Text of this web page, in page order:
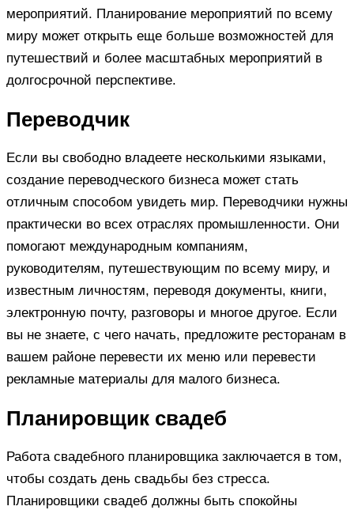
мероприятий. Планирование мероприятий по всему
миру может открыть еще больше возможностей для
путешествий и более масштабных мероприятий в
долгосрочной перспективе.
Переводчик
Если вы свободно владеете несколькими языками,
создание переводческого бизнеса может стать
отличным способом увидеть мир. Переводчики нужны
практически во всех отраслях промышленности. Они
помогают международным компаниям,
руководителям, путешествующим по всему миру, и
известным личностям, переводя документы, книги,
электронную почту, разговоры и многое другое. Если
вы не знаете, с чего начать, предложите ресторанам в
вашем районе перевести их меню или перевести
рекламные материалы для малого бизнеса.
Планировщик свадеб
Работа свадебного планировщика заключается в том,
чтобы создать день свадьбы без стресса.
Планировщики свадеб должны быть спокойны